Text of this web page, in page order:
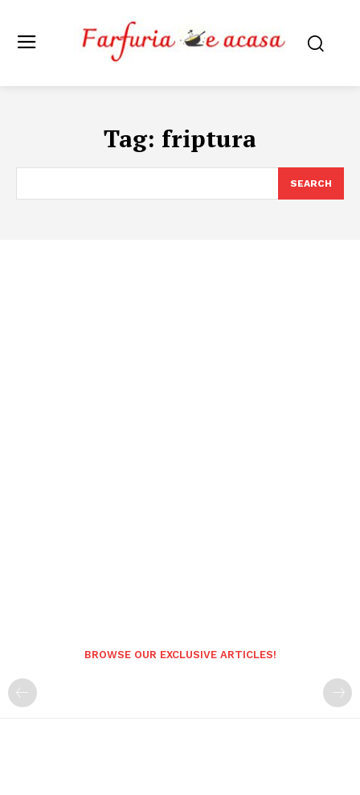
Tag: friptura
SEARCH
BROWSE OUR EXCLUSIVE ARTICLES!